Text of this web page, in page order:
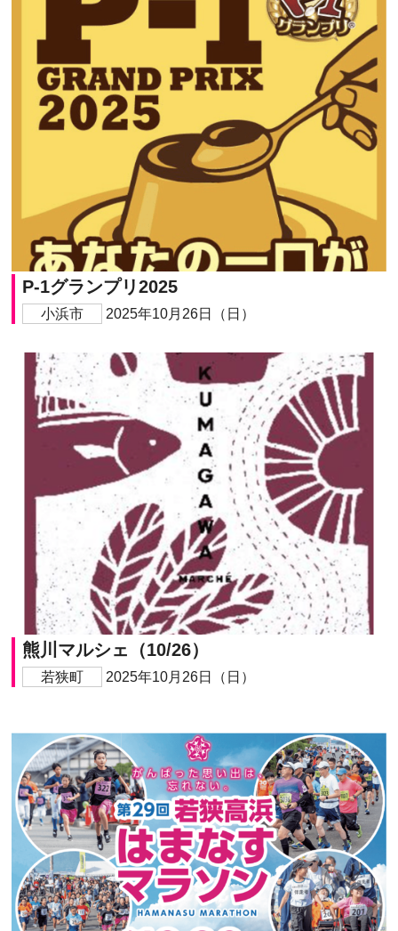
P-1グランプリ2025
小浜市 2025年10月26日（日）
熊川マルシェ（10/26）
若狭町 2025年10月26日（日）